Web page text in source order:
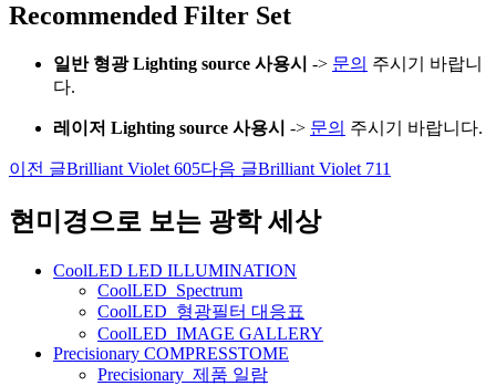
Recommended Filter Set
일반 형광 Lighting source 사용시 -> 문의 주시기 바랍니
다.
레이저 Lighting source 사용시 -> 문의 주시기 바랍니다.
글
네
이전 글Brilliant Violet 605다음 글Brilliant Violet 711
현미경으로 보는 광학 세상
CoolLED LED ILLUMINATION
CoolLED_Spectrum
CoolLED_형광필터 대응표
CoolLED_IMAGE GALLERY
Precisionary COMPRESSTOME
Precisionary_제품 일람